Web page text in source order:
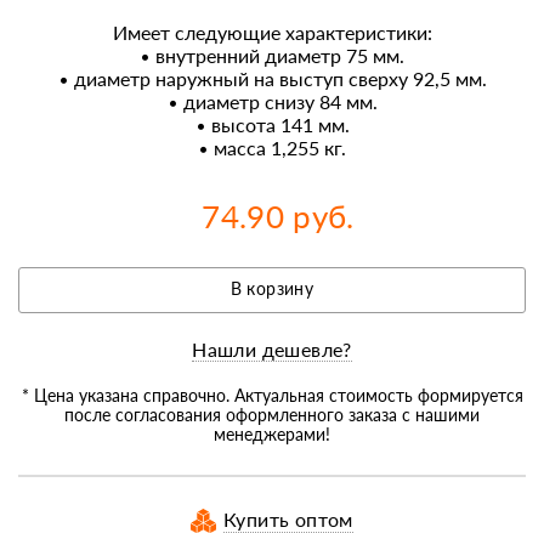
Имеет следующие характеристики:
• внутренний диаметр 75 мм.
• диаметр наружный на выступ сверху 92,5 мм.
• диаметр снизу 84 мм.
• высота 141 мм.
• масса 1,255 кг.
74.90 руб.
В корзину
Нашли дешевле?
* Цена указана справочно. Актуальная стоимость формируется
после согласования оформленного заказа с нашими
менеджерами!
Купить оптом